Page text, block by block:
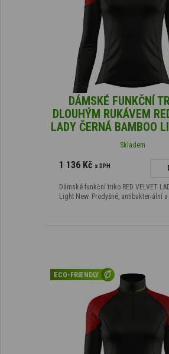
DÁMSKÉ FUNKČNÍ
DLOUHÝM RUKÁVEM
LADY ČERNÁ BAMBOO
Skladem
1 136 Kč s DPH
Dámské funkční triko RED VELVET
Light New. Prodyšné, antibakteriální
ECO-FRIENDLY